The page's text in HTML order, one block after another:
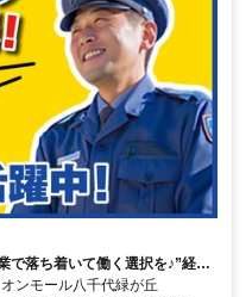
落ち着いて働く選択を♪”経験
す！
ンモール八千代緑が丘